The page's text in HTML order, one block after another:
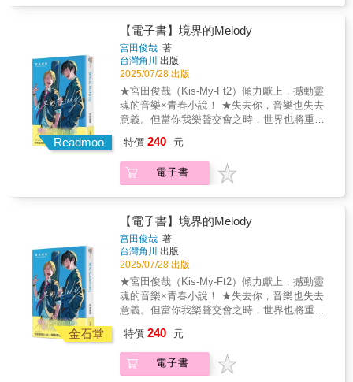
己。」（20歲男性）「感動到痛哭，一口氣讀
沒因為一本書而流淚了。」（50歲男性）「當
人生快要放棄時，這本書值得一讀——新的傑
作誕生了！」（60歲男性）
先生，竟在賽前病發入院，失去主播的消息讓
電視臺一度陷入混亂，直到「他」的出現？在
此同時，由落敗學校的主將們組成的敗部復活
陪跑隊——「關東學生連合隊」，今年竟也出
現一位想帶領隊伍，打破過往枷鎖的總教
練……？「我們的目標是——拿下等同前三名
的成績！」聞所未聞、超出過往標準的目標，
不光影響了這些敗部復活隊的學生們，也讓過
去的對手以及媒體遭逢前所未有的衝擊——賭
傳！
們的箱根驛傳》上下部曲，同步熱血上市！感
「讓出社會後的我，拾起曾經遺忘的某個自
己。」（30歲男性）「感動到痛哭，一口氣讀
完，真的太棒了！」（40歲女性）「已經很久
沒因為一本書而流淚了。」（50歲男性）「當
人生快要放棄時，這本書值得一讀——新的傑
作誕生了！」（60歲男性）
Readmoo
【電子書】境界的Melody
宮田俊哉 著
台灣角川 出版
2025/07/28 出版
★宮田俊哉（Kis-My-Ft2）傾力獻上，撼動靈
魂的音樂×青春小說！ ★失去你，音樂也失去
意義。但當你我樂聲交會之時，世界也將重新
一場意外而失去了搭檔──海。自此以後，京介
便與音樂保持距離，過著渾渾噩噩、無精打采
的生活。但就在事故發生的三年後。海突然出
樣，海直率且不留情面地這麼說。他那讓人不
禁跟著笑出來的強勢作風，讓京介被海說服再
次面對音樂，並感受到共同演奏出樂音的喜
悅。但是，跟海共度的幸福時光也並非永遠──
即使再度迎來離別，只要樂音仍在，屬於我們
的記憶就能成為永恆。©Toshiya Miyata 2024
Illustration：LAM / KADOKAWA
CORPORATION
特價 240 元
電子書
金石堂
【電子書】境界的Melody
宮田俊哉 著
台灣角川 出版
2025/07/28 出版
★宮田俊哉（Kis-My-Ft2）傾力獻上，撼動靈
魂的音樂×青春小說！ ★失去你，音樂也失去
意義。但當你我樂聲交會之時，世界也將重新
一場意外而失去了搭檔──海。自此以後，京介
便與音樂保持距離，過著渾渾噩噩、無精打采
的生活。但就在事故發生的三年後。海突然出
特價 240 元
電子書